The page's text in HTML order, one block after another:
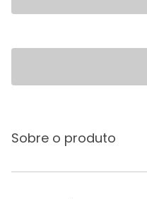
Sobre o produto